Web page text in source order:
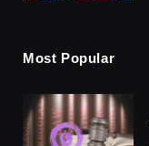
Most Popular